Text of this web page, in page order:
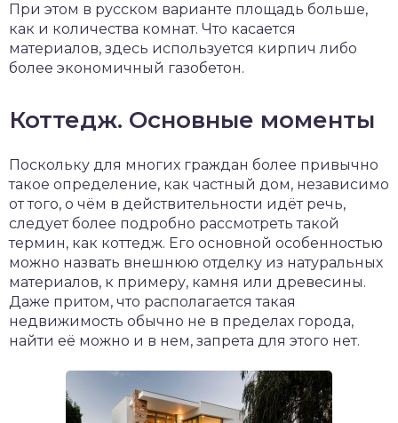
При этом в русском варианте площадь больше,
как и количества комнат. Что касается
материалов, здесь используется кирпич либо
более экономичный газобетон.
Коттедж. Основные моменты
Поскольку для многих граждан более привычно
такое определение, как частный дом, независимо
от того, о чём в действительности идёт речь,
следует более подробно рассмотреть такой
термин, как коттедж. Его основной особенностью
можно назвать внешнюю отделку из натуральных
материалов, к примеру, камня или древесины.
Даже притом, что располагается такая
недвижимость обычно не в пределах города,
найти её можно и в нем, запрета для этого нет.